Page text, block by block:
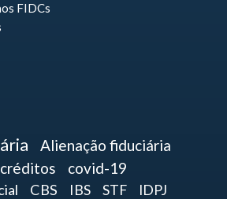
FIDCs
Alienação fiduciária
covid-19
CBS IBS STF
IDPJ